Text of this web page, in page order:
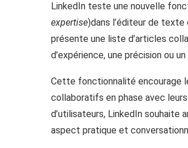
LinkedIn teste une nouvelle
expertise)dans l’éditeur de
présente une liste d’articles
d’expérience, une précision ou
Cette fonctionnalité encourage
collaboratifs en phase avec
d’utilisateurs, LinkedIn
aspect pratique et